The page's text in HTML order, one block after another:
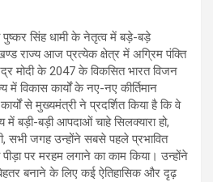
पुष्कर सिंह धामी के नेतृत्व में बड़े-बड़े
राज्य आज प्रत्येक क्षेत्र में अग्रिम पंक्ति
मोदी के 2047 के विकसित भारत विजन
विकास कार्यों के नए-नए कीर्तिमान
से मुख्यमंत्री ने प्रदर्शित किया है कि वे
बड़ी-बड़ी आपदाओं चाहे सिलक्यारा हो,
सभी जगह उन्होंने सबसे पहले प्रभावित
पर मरहम लगाने का काम किया। उन्होंने
बनाने के लिए कई ऐतिहासिक और दृढ़